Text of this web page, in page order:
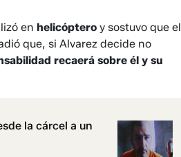
en helicóptero y sostuvo que el
que, si Alvarez decide no
recaerá sobre él y su
la cárcel a un